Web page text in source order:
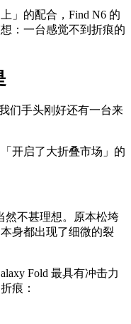
」的配合，Find N6 的
：一台感觉不到折痕的
们手头刚好还有一台来
开启了大折叠市场」的
然不甚理想。原本松垮
身都出现了细微的裂
Fold 最具有冲击力
痕：